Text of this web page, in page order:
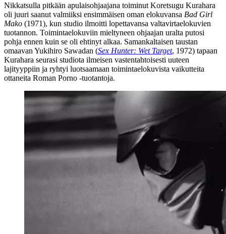
Nikkatsulla pitkään apulaisohjaajana toiminut Koretsugu Kurahara
oli juuri saanut valmiiksi ensimmäisen oman elokuvansa Bad Girl
Mako (1971), kun studio ilmoitti lopettavansa valtavirtaelokuvien
tuotannon. Toimintaelokuviin mieltyneen ohjaajan uralta putosi
pohja ennen kuin se oli ehtinyt alkaa. Samankaltaisen taustan
omaavan Yukihiro Sawadan (Sex Hunter: Wet Target, 1972) tapaan
Kurahara seurasi studiota ilmeisen vastentahtoisesti uuteen
lajityyppiin ja ryhtyi luotsaamaan toimintaelokuvista vaikutteita
ottaneita Roman Porno ‑tuotantoja.